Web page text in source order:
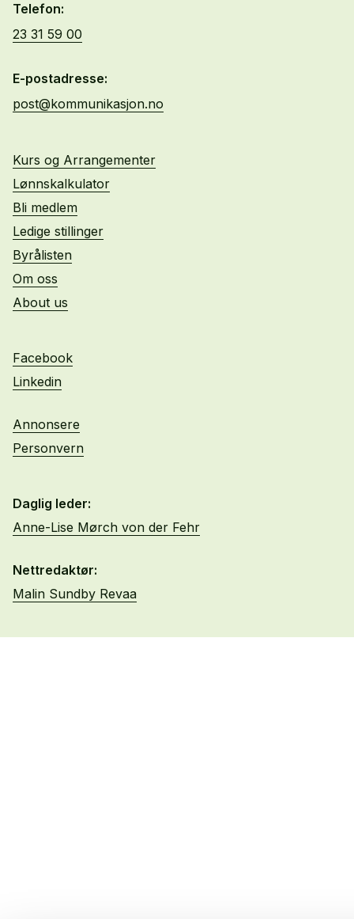
Telefon:
23 31 59 00
E-postadresse:
post@kommunikasjon.no
Kurs og Arrangementer
Lønnskalkulator
Bli medlem
Ledige stillinger
Byrålisten
Om oss
About us
Facebook
Linkedin
Annonsere
Personvern
Daglig leder:
Anne-Lise Mørch von der Fehr
Nettredaktør:
Malin Sundby Revaa